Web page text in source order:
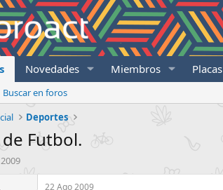
Novedades Miembros Placas
Buscar en foros
Deportes
Futbol.
22 Ago 2009